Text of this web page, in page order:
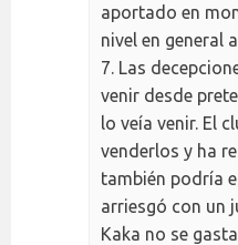
aportado en
nivel en general
7. Las
venir desde
lo veía venir. El
venderlos y ha
también podría
arriesgó con un
Kaka no se